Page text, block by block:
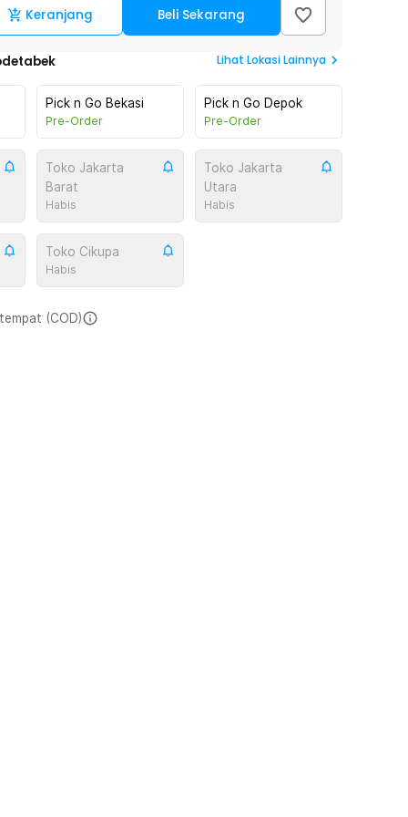
Keranjang Beli Sekarang
Lihat Lokasi Lainnya
Pick n Go Bekasi
Pre-Order
Pick n Go Depok
Pre-Order
Toko Jakarta
Barat
Habis
Toko Jakarta
Utara
Habis
Toko Cikupa
Habis
(COD)